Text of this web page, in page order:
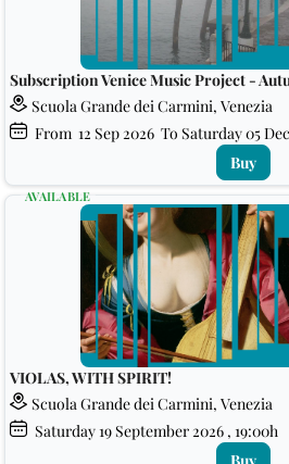
Subscription Venice Music Project -
Scuola Grande dei Carmini, Venezia
From 12 Sep 2026 To Saturday05
Buy
VIOLAS, WITH SPIRIT!
Scuola Grande dei Carmini, Venezia
Saturday19September 2026 , 19:00h
AVAILABLE